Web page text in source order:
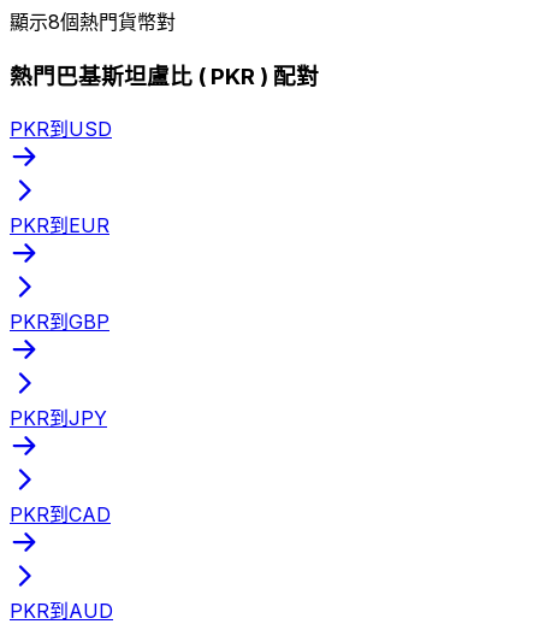
顯示8個熱門貨幣對
熱門巴基斯坦盧比 ( PKR ) 配對
PKR到USD
PKR到EUR
PKR到GBP
PKR到JPY
PKR到CAD
PKR到AUD